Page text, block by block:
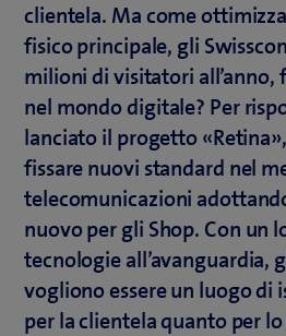
clientela. Ma come
fisico principale, gli
milioni di visitatori all’anno,
nel mondo digitale? Per
lanciato il progetto
fissare nuovi standard nel
telecomunicazioni
nuovo per gli Shop. Con un
tecnologie all’avanguardia,
vogliono essere un luogo di
per la clientela quanto per